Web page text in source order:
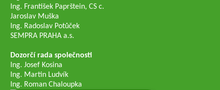
Ing. František Paprštein, CS c.
Jaroslav Muška
Ing. Radoslav Potůček
SEMPRA PRAHA a.s.
Dozorčí rada společnosti
Ing. Josef Kosina
Ing. Martin Ludvík
Ing. Roman Chaloupka